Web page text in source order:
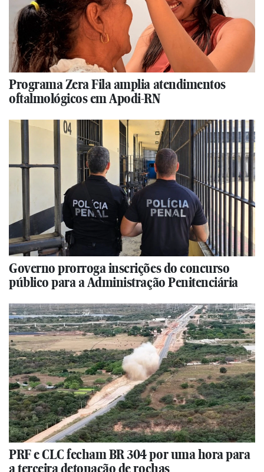
Programa Zera Fila amplia atendimentos
oftalmológicos em Apodi-RN
Governo prorroga inscrições do concurso
público para a Administração Penitenciária
PRF e CLC fecham BR 304 por uma hora para
a terceira detonação de rochas